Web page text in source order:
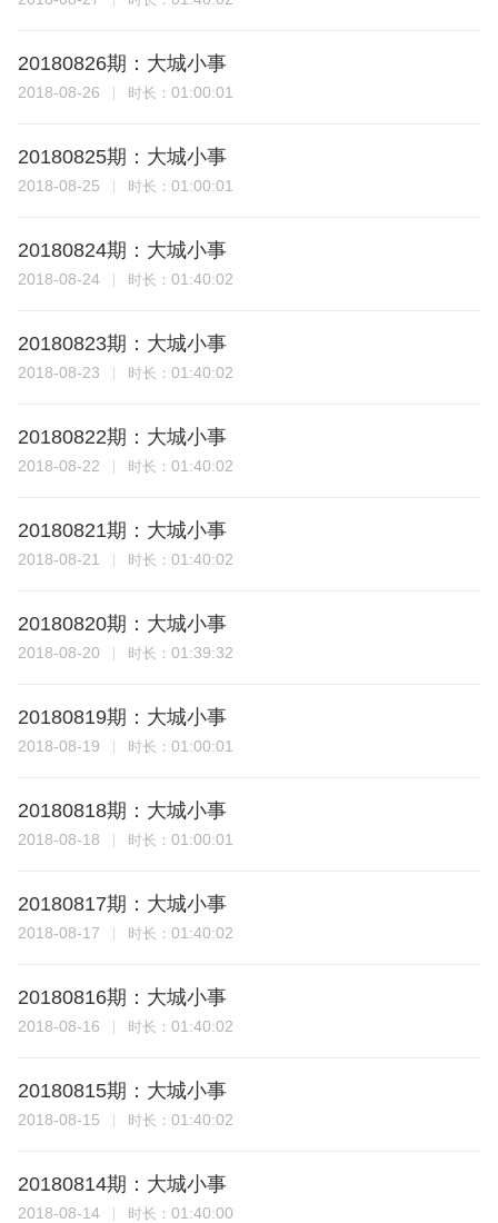
20180826期：大城小事
2018-08-26 时长： 01:00:01
20180825期：大城小事
2018-08-25 时长： 01:00:01
20180824期：大城小事
2018-08-24 时长： 01:40:02
20180823期：大城小事
2018-08-23 时长： 01:40:02
20180822期：大城小事
2018-08-22 时长： 01:40:02
20180821期：大城小事
2018-08-21 时长： 01:40:02
20180820期：大城小事
2018-08-20 时长： 01:39:32
20180819期：大城小事
2018-08-19 时长： 01:00:01
20180818期：大城小事
2018-08-18 时长： 01:00:01
20180817期：大城小事
2018-08-17 时长： 01:40:02
20180816期：大城小事
2018-08-16 时长： 01:40:02
20180815期：大城小事
2018-08-15 时长： 01:40:02
20180814期：大城小事
2018-08-14 时长： 01:40:00